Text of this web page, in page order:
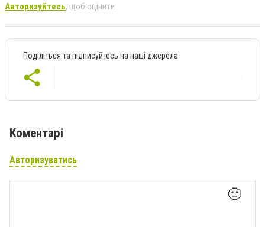
Авторизуйтесь, щоб оцінити
Поділіться та підписуйтесь на наші джерела
Коментарі
Авторизуватись
🙂